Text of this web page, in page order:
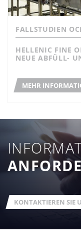
FALLSTUDIEN
HELLENIC FINE
NEUE ABFÜLL-
MEHR
KONTAKTIEREN SIE